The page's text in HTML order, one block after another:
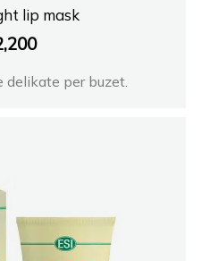
lip mask
delikate per buzet.